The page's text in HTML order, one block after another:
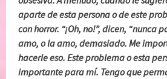
aparte de esta persona o de este
con horror. “¡Oh, no!”, dicen, “nunca
amo, o la amo, demasiado. Me
hacerle eso. Este problema o esta
importante para mí. Tengo que